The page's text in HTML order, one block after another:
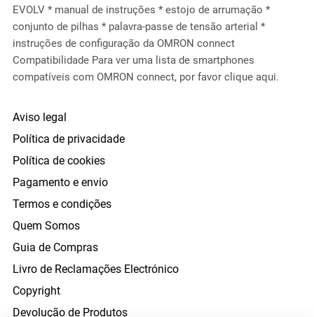
EVOLV * manual de instruções * estojo de arrumação *
conjunto de pilhas * palavra-passe de tensão arterial *
instruções de configuração da OMRON connect
Compatibilidade Para ver uma lista de smartphones
compatíveis com OMRON connect, por favor clique aqui.
Aviso legal
Política de privacidade
Política de cookies
Pagamento e envio
Termos e condições
Quem Somos
Guia de Compras
Livro de Reclamações Electrónico
Copyright
Devolução de Produtos